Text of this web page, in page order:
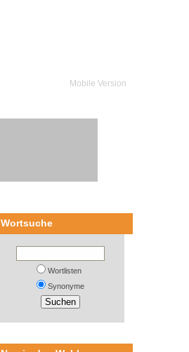
Mobile Version
Wortsuche
Wortlisten
Synonyme